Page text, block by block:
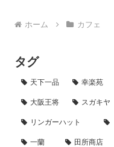
ホーム カフェ
タグ
天下一品 幸楽苑
大阪王将 スガキヤ
リンガーハット
一蘭 田所商店